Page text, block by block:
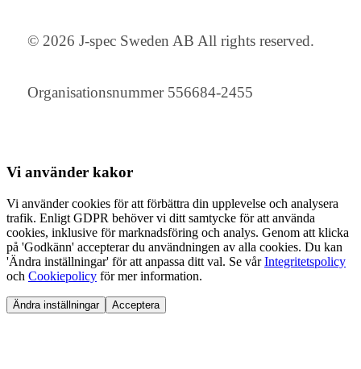
© 2026 J-spec Sweden AB All rights reserved.
Organisationsnummer 556684-2455
Vi använder kakor
Vi använder cookies för att förbättra din upplevelse och analysera
trafik. Enligt GDPR behöver vi ditt samtycke för att använda
cookies, inklusive för marknadsföring och analys. Genom att klicka
på 'Godkänn' accepterar du användningen av alla cookies. Du kan
'Ändra inställningar' för att anpassa ditt val. Se vårIntegritetspolicy
och Cookiepolicy för mer information.
Ändra inställningar Acceptera